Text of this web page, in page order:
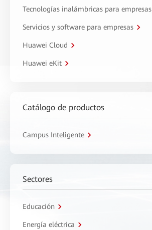
Tecnologías inalámbricas para empresas
Servicios y software para empresas
Huawei Cloud
Huawei eKit
Catálogo de productos
Campus Inteligente
Sectores
Educación
Energía eléctrica